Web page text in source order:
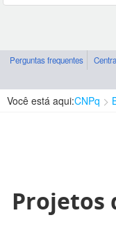
Perguntas frequentes
Você está aqui:CNPq
Projetos